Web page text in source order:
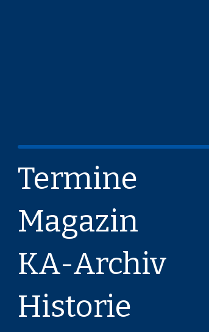
Termine
Magazin
KA-Archiv
Historie